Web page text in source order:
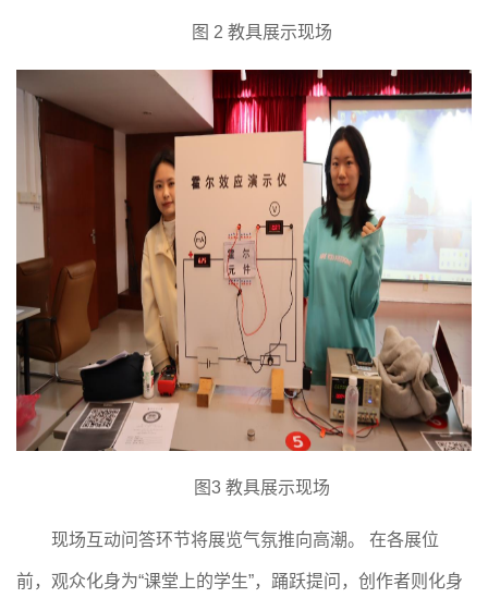
图 2 教具展示现场
图3 教具展示现场
现场互动问答环节将展览气氛推向高潮。 在各展位
前，观众化身为“课堂上的学生”，踊跃提问，创作者则化身